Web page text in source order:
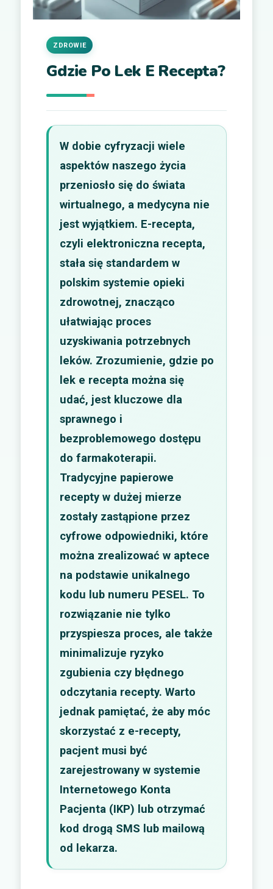
Gdzie Po Lek E Recepta?
ZDROWIE
W dobie cyfryzacji wiele
aspektów naszego życia
przeniosło się do świata
wirtualnego, a medycyna nie
jest wyjątkiem. E-recepta,
czyli elektroniczna recepta,
stała się standardem w
polskim systemie opieki
zdrowotnej, znacząco
ułatwiając proces
uzyskiwania potrzebnych
leków. Zrozumienie, gdzie po
lek e recepta można się
udać, jest kluczowe dla
sprawnego i
bezproblemowego dostępu
do farmakoterapii.
Tradycyjne papierowe
recepty w dużej mierze
zostały zastąpione przez
cyfrowe odpowiedniki, które
można zrealizować w aptece
na podstawie unikalnego
kodu lub numeru PESEL. To
rozwiązanie nie tylko
przyspiesza proces, ale także
minimalizuje ryzyko
zgubienia czy błędnego
odczytania recepty. Warto
jednak pamiętać, że aby móc
skorzystać z e-recepty,
pacjent musi być
zarejestrowany w systemie
Internetowego Konta
Pacjenta (IKP) lub otrzymać
kod drogą SMS lub mailową
od lekarza.